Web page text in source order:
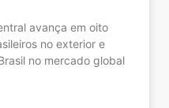
avança em oito
no exterior e
no mercado global